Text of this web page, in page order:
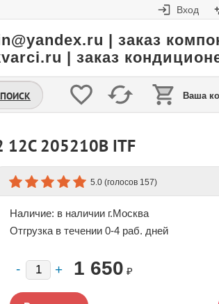
Вход
| заказ
| заказ
Ваша
205210B ITF
5.0 (голосов 157)
Наличие: в наличии г.Москва
Отгрузка в течении 0-4 раб. дней
1 650 ₽